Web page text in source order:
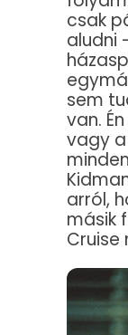
csak
aludni
sem
van.
vagy a
arról,
másik
Cruise